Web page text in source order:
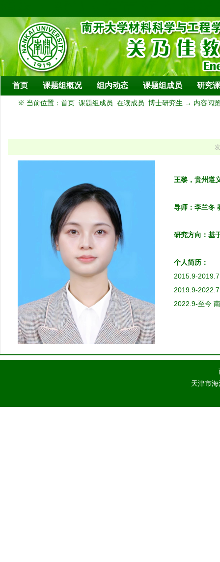
首页 课题组概况 组内动态 课题组成员 研究
※ 当前位置： 首页 课题组成员 在读成员 博士研究生 → 内容阅
王黎，贵州遵
导师：李兰冬
研究方向：基
个人简历：
2015.9-
2019.9-
2022.9-至今
天津市